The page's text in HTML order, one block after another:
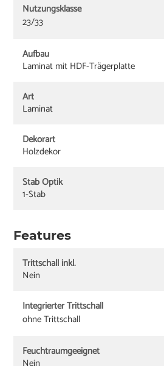
Nutzungsklasse
23/33
Aufbau
Laminat mit HDF-Trägerplatte
Art
Laminat
Dekorart
Holzdekor
Stab Optik
1-Stab
Features
Trittschall inkl.
Nein
Integrierter Trittschall
ohne Trittschall
Feuchtraumgeeignet